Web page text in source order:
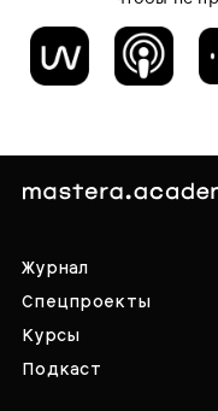
Журнал
Спецпроекты
Курсы
Подкаст